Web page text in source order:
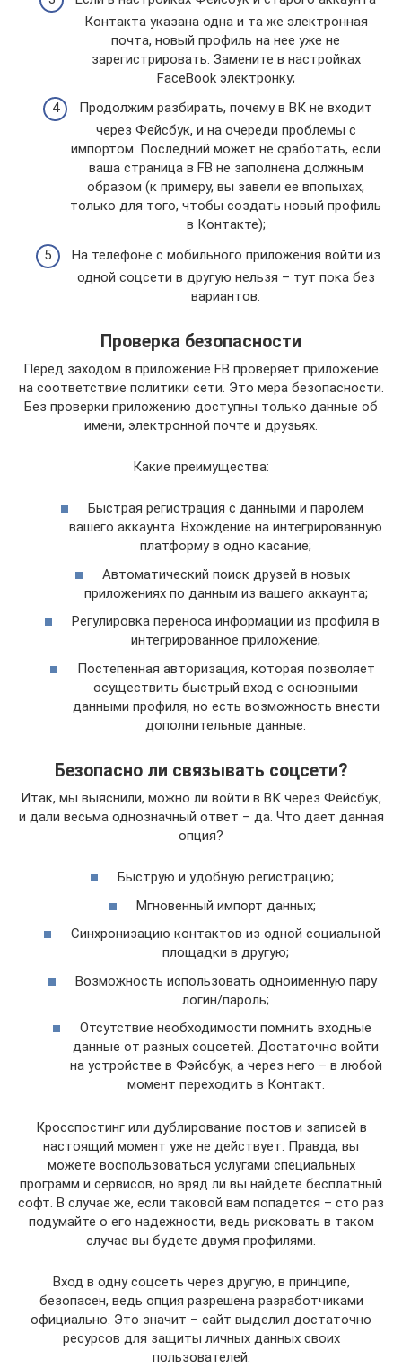
Контакта указана одна и та же электронная
почта, новый профиль на нее уже не
зарегистрировать. Замените в настройках
FaceBook электронку;
Продолжим разбирать, почему в ВК не входит
через Фейсбук, и на очереди проблемы с
импортом. Последний может не сработать, если
ваша страница в FB не заполнена должным
образом (к примеру, вы завели ее впопыхах,
только для того, чтобы создать новый профиль
в Контакте);
На телефоне с мобильного приложения войти из
одной соцсети в другую нельзя – тут пока без
вариантов.
Проверка безопасности
Перед заходом в приложение FB проверяет приложение
на соответствие политики сети. Это мера безопасности.
Без проверки приложению доступны только данные об
имени, электронной почте и друзьях.
Какие преимущества:
Быстрая регистрация с данными и паролем
вашего аккаунта. Вхождение на интегрированную
платформу в одно касание;
Автоматический поиск друзей в новых
приложениях по данным из вашего аккаунта;
Регулировка переноса информации из профиля в
интегрированное приложение;
Постепенная авторизация, которая позволяет
осуществить быстрый вход с основными
данными профиля, но есть возможность внести
дополнительные данные.
Безопасно ли связывать соцсети?
Итак, мы выяснили, можно ли войти в ВК через Фейсбук,
и дали весьма однозначный ответ – да. Что дает данная
опция?
Быструю и удобную регистрацию;
Мгновенный импорт данных;
Синхронизацию контактов из одной социальной
площадки в другую;
Возможность использовать одноименную пару
логин/пароль;
Отсутствие необходимости помнить входные
данные от разных соцсетей. Достаточно войти
на устройстве в Фэйсбук, а через него – в любой
момент переходить в Контакт.
Кросспостинг или дублирование постов и записей в
настоящий момент уже не действует. Правда, вы
можете воспользоваться услугами специальных
программ и сервисов, но вряд ли вы найдете бесплатный
софт. В случае же, если таковой вам попадется – сто раз
подумайте о его надежности, ведь рисковать в таком
случае вы будете двумя профилями.
Вход в одну соцсеть через другую, в принципе,
безопасен, ведь опция разрешена разработчиками
официально. Это значит – сайт выделил достаточно
ресурсов для защиты личных данных своих
пользователей.